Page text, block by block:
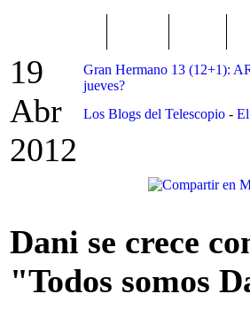
19
Abr
2012
Gran Hermano 13 (12+1):
jueves?
Los Blogs del Telescopio -
Dani se crece
"Todos somos